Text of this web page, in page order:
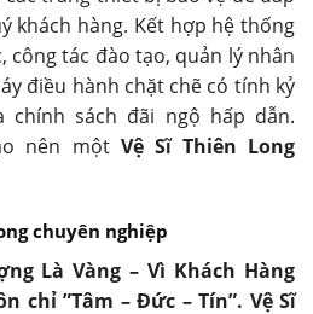
khách hàng. Kết hợp hệ thống
công tác đào tạo, quản lý nhân
điều hành chặt chẽ có tính kỷ
chính sách đãi ngộ hấp dẫn.
nên một Vệ Sĩ Thiên Long
chuyên nghiệp
Là Vàng – Vì Khách Hàng
chỉ ”Tâm – Đức – Tín”. Vệ Sĩ